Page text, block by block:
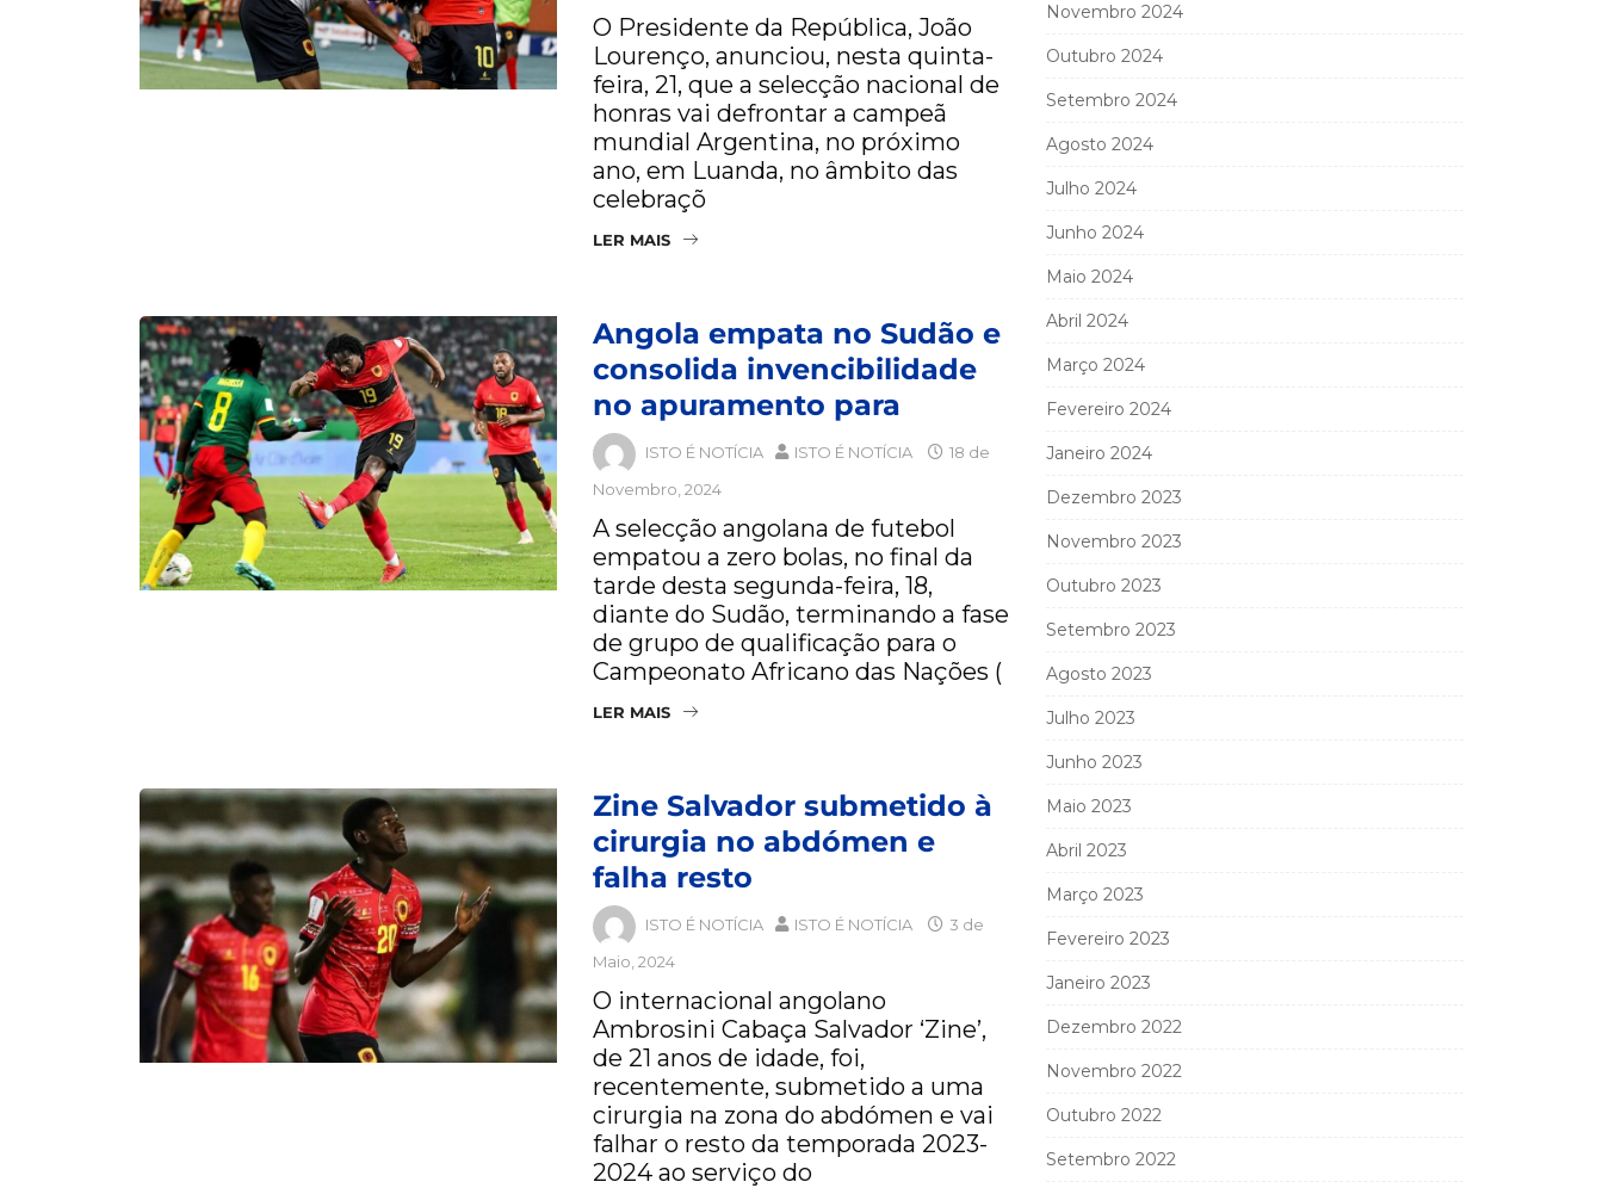
O Presidente da República, João
Lourenço, anunciou, nesta quinta-
feira, 21, que a selecção nacional de
honras vai defrontar a campeã
mundial Argentina, no próximo
ano, em Luanda, no âmbito das
celebraçõ
LER MAIS
Angola empata no Sudão e
consolida invencibilidade
no apuramento para
ISTO É NOTÍCIA ISTO É NOTÍCIA
18 de
Novembro, 2024
A selecção angolana de futebol
empatou a zero bolas, no final da
tarde desta segunda-feira, 18,
diante do Sudão, terminando a fase
de grupo de qualificação para o
Campeonato Africano das Nações (
LER MAIS
Zine Salvador submetido à
cirurgia no abdómen e
falha resto
ISTO É NOTÍCIA ISTO É NOTÍCIA
3 de
Maio, 2024
O internacional angolano
Ambrosini Cabaça Salvador ‘Zine’,
de 21 anos de idade, foi,
recentemente, submetido a uma
cirurgia na zona do abdómen e vai
falhar o resto da temporada 2023-
2024 ao serviço do
Novembro 2024
Outubro 2024
Setembro 2024
Agosto 2024
Julho 2024
Junho 2024
Maio 2024
Abril 2024
Março 2024
Fevereiro 2024
Janeiro 2024
Dezembro 2023
Novembro 2023
Outubro 2023
Setembro 2023
Agosto 2023
Julho 2023
Junho 2023
Maio 2023
Abril 2023
Março 2023
Fevereiro 2023
Janeiro 2023
Dezembro 2022
Novembro 2022
Outubro 2022
Setembro 2022